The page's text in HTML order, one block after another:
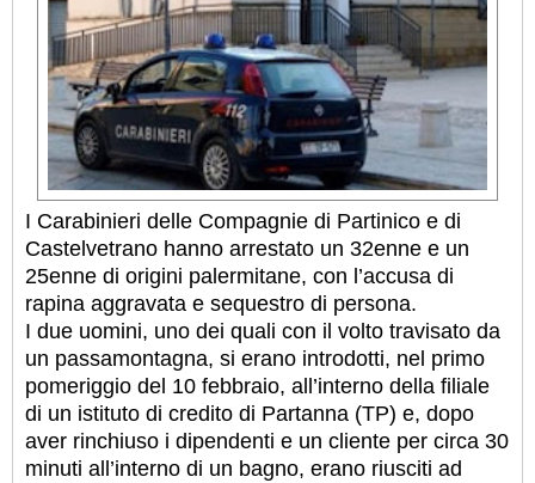
I Carabinieri delle Compagnie di Partinico e di
Castelvetrano hanno arrestato un 32enne e un
25enne di origini palermitane, con l’accusa di
rapina aggravata e sequestro di persona.
I due uomini, uno dei quali con il volto travisato da
un passamontagna, si erano introdotti, nel primo
pomeriggio del 10 febbraio, all’interno della filiale
di un istituto di credito di Partanna (TP) e, dopo
aver rinchiuso i dipendenti e un cliente per circa 30
minuti all’interno di un bagno, erano riusciti ad